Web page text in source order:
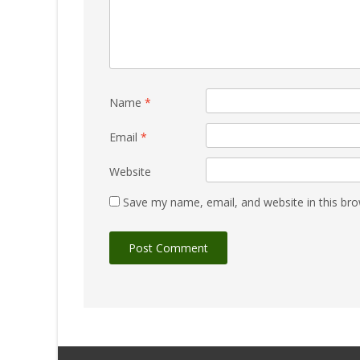
Name *
Email *
Website
Save my name, email, and website in this